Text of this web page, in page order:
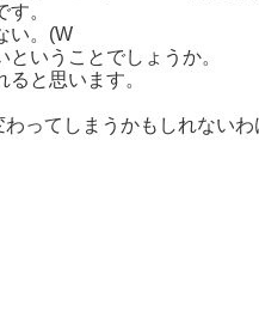
。
い。(W
いうことでしょうか。
と思います。
ってしまうかもしれないわ